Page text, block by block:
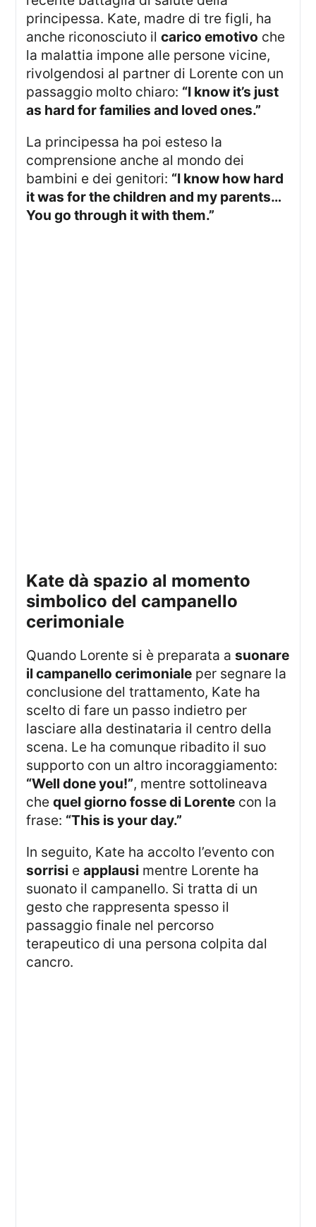
principessa. Kate, madre di tre figli, ha
anche riconosciuto ilcarico emotivo che
la malattia impone alle persone vicine,
rivolgendosi al partner di Lorente con un
passaggio molto chiaro: “I know it’s just
as hard for families and loved ones.”
La principessa ha poi esteso la
comprensione anche al mondo dei
bambini e dei genitori: “I know how hard
it was for the children and my parents…
You go through it with them.”
kate dà spazio al momento
simbolico del campanello
cerimoniale
Quando Lorente si è preparata asuonare
il campanello cerimoniale per segnare la
conclusione del trattamento, Kate ha
scelto di fare un passo indietro per
lasciare alla destinataria il centro della
scena. Le ha comunque ribadito il suo
supporto con un altro incoraggiamento:
“Well done you!”, mentre sottolineava
chequel giorno fosse di Lorente con la
frase: “This is your day.”
In seguito, Kate ha accolto l’evento con
sorrisi eapplausi mentre Lorente ha
suonato il campanello. Si tratta di un
gesto che rappresenta spesso il
passaggio finale nel percorso
terapeutico di una persona colpita dal
cancro.